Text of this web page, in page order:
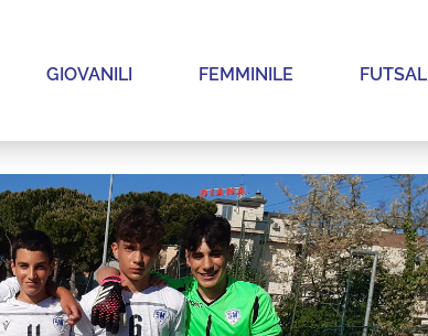
GIOVANILI FEMMINILE FUTSAL